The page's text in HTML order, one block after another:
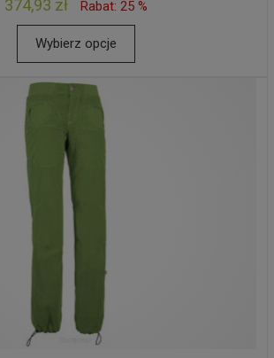
374,93 zł Rabat: 25 %
Wybierz opcje